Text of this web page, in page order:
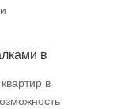
в
в